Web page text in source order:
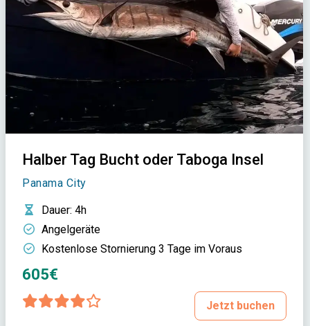
Halber Tag Bucht oder Taboga Insel
Panama City
Dauer: 4h
Angelgeräte
Kostenlose Stornierung 3 Tage im Voraus
605€
Jetzt buchen